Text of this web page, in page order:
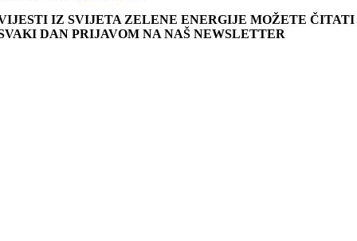
IZ SVIJETA ZELENE ENERGIJE MOŽETE ČITATI
DAN PRIJAVOM NA NAŠ NEWSLETTER